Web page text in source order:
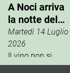
A Noci arriva
la notte del
vino che si
vive
Martedì 14 Luglio
2026
Il vino non si
degusta. Si vive.